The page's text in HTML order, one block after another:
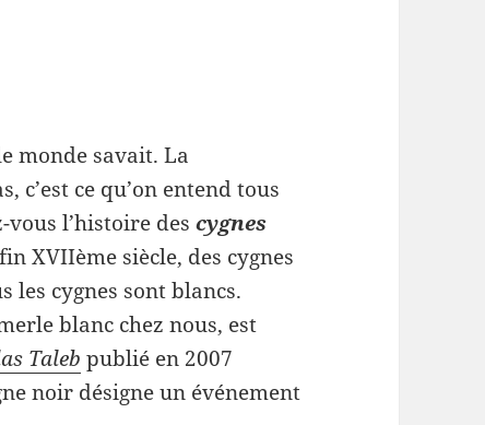
monde savait. La
c’est ce qu’on entend tous
vous l’histoire descygnes
XVIIème siècle, des cygnes
les cygnes sont blancs.
blanc chez nous, est
Taleb publié en 2007
noir désigne un événement